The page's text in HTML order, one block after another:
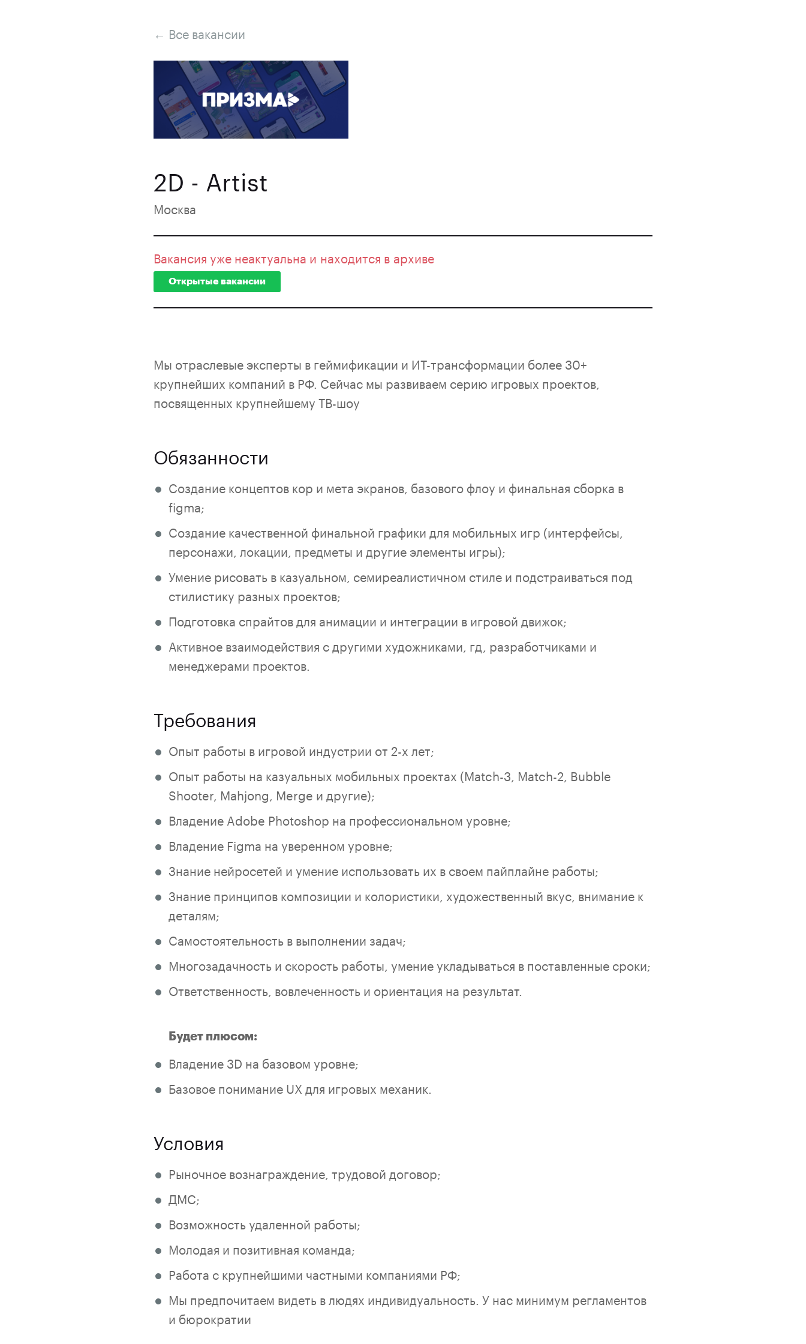
← Все вакансии
2D - Artist
Москва
Вакансия уже неактуальна и находится в архиве
Открытые вакансии
Мы отраслевые эксперты в геймификации и ИТ-трансформации более 30+
крупнейших компаний в РФ. Сейчас мы развиваем серию игровых проектов,
посвященных крупнейшему ТВ-шоу
Обязанности
Создание концептов кор и мета экранов, базового флоу и финальная сборка в
figma;
Создание качественной финальной графики для мобильных игр (интерфейсы,
персонажи, локации, предметы и другие элементы игры);
Умение рисовать в казуальном, семиреалистичном стиле и подстраиваться под
стилистику разных проектов;
Подготовка спрайтов для анимации и интеграции в игровой движок;
Активное взаимодействия с другими художниками, гд, разработчиками и
менеджерами проектов.
Требования
Опыт работы в игровой индустрии от 2-х лет;
Опыт работы на казуальных мобильных проектах (Match-3, Match-2, Bubble
Shooter, Mahjong, Merge и другие);
Владение Adobe Photoshop на профессиональном уровне;
Владение Figma на уверенном уровне;
Знание нейросетей и умение использовать их в своем пайплайне работы;
Знание принципов композиции и колористики, художественный вкус, внимание к
деталям;
Самостоятельность в выполнении задач;
Многозадачность и скорость работы, умение укладываться в поставленные сроки;
Ответственность, вовлеченность и ориентация на результат.
Будет плюсом:
Владение 3D на базовом уровне;
Базовое понимание UX для игровых механик.
Условия
Рыночное вознаграждение, трудовой договор;
ДМС;
Возможность удаленной работы;
Молодая и позитивная команда;
Работа с крупнейшими частными компаниями РФ;
Мы предпочитаем видеть в людях индивидуальность. У нас минимум регламентов
и бюрократии